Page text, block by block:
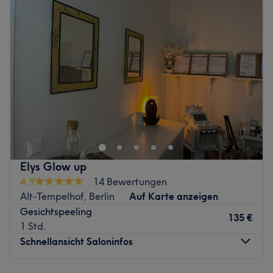
Expertise: Gesichtsbehandlungen, Permanent Make-up.
Produkte und Produktmarken: Naturkosmetik.
Extras: Kostenlose (alkoholische) Getränke, kostenloses
WLAN, Haustiere erlaubt.
Zurück zur Salonansicht
Mittwoch
Donnerstag
Freitag
Samstag
10:00–16:00
Sonntag
Geschlossen
Genieße Deine kleine Alltagsauszeit im
Honigseelengeflüster und in der Honigseele.
Unser Wohlfühlort bietet das perfekte Ambiente zum
Entspannen und Abschalten.
Wir legen großen Wert auf sorgfältige, professionelle
Arbeit in einer angenehmen und freundlichen
Atmosphäre.
Hier kannst du Dich im wahrsten Sinne von Kopf bis Fuß
verwöhnen lassen. Angefangen mit einer großen Auswahl
an pflegenden Gesichtsbehandlungen, wohltuenden
Wellnessmassagen, bis hin zur Spa Pediküre und
Elys Glow up
4,9
14 Bewertungen
Alt-Tempelhof, Berlin
Auf Karte anzeigen
Gesichtspeeling
1 Std.
135 €
Schnellansicht Saloninfos